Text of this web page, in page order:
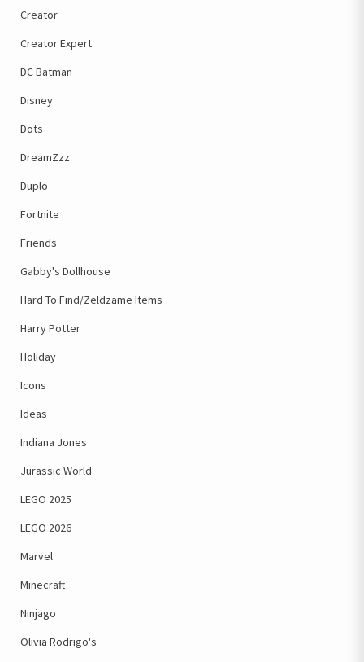
Creator
Creator Expert
DC Batman
Disney
Dots
DreamZzz
Duplo
Fortnite
Friends
Gabby's Dollhouse
Hard To Find/Zeldzame Items
Harry Potter
Holiday
Icons
Ideas
Indiana Jones
Jurassic World
LEGO 2025
LEGO 2026
Marvel
Minecraft
Ninjago
Olivia Rodrigo's